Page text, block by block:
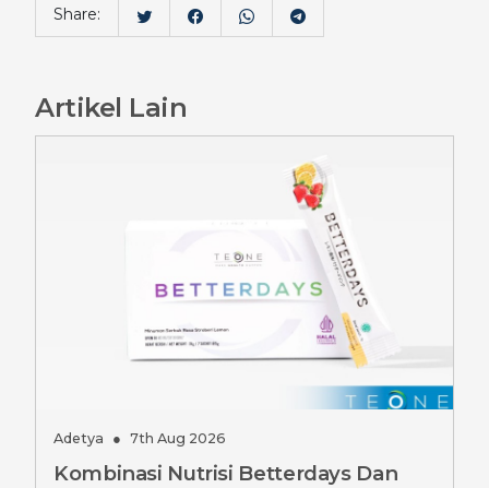
Share:
Artikel Lain
Adetya ● 7th Aug 2026
Kombinasi Nutrisi Betterdays Dan